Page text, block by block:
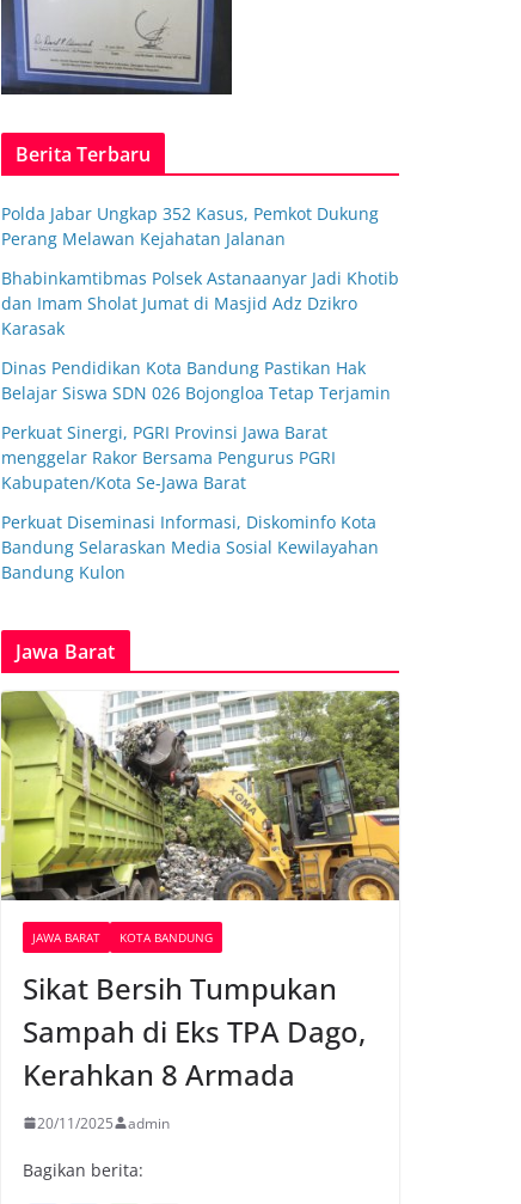
Berita Terbaru
Polda Jabar Ungkap 352 Kasus, Pemkot Dukung
Perang Melawan Kejahatan Jalanan
Bhabinkamtibmas Polsek Astanaanyar Jadi Khotib
dan Imam Sholat Jumat di Masjid Adz Dzikro
Karasak
Dinas Pendidikan Kota Bandung Pastikan Hak
Belajar Siswa SDN 026 Bojongloa Tetap Terjamin
Perkuat Sinergi, PGRI Provinsi Jawa Barat
menggelar Rakor Bersama Pengurus PGRI
Kabupaten/Kota Se-Jawa Barat
Perkuat Diseminasi Informasi, Diskominfo Kota
Bandung Selaraskan Media Sosial Kewilayahan
Bandung Kulon
Jawa Barat
JAWA BARAT KOTA BANDUNG
Sikat Bersih Tumpukan
Sampah di Eks TPA Dago,
Kerahkan 8 Armada
20/11/2025 admin
Bagikan berita: